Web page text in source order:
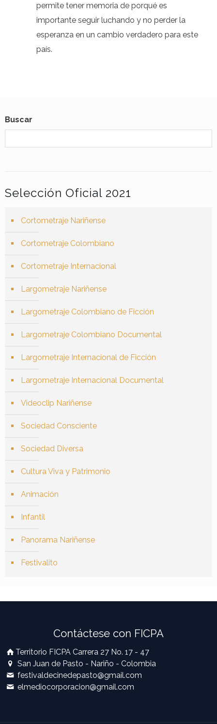
permite tener memoria de porqué es
importante seguir luchando y no perder la
esperanza en un cambio verdadero para este
país.
Buscar
Selección Oficial 2021
Cortometraje Nariñense
Cortometraje Colombiano
Cortometraje Internacional
Largometraje Nariñense
Largometraje Colombiano de Ficción
Largometraje Colombiano Documental
Largometraje Internacional de Ficción
Largometraje Internacional Documental
Videoclip Nariñense
Sociedad Consciente
Sociedad Diversa
Cultura Viva y Patrimonio
Animación
Infantil
Panorama Nariñense
Festivalito
Contáctese con FICPA
Territorio FICPA Carrera 27 No. 17 - 47
San Juan de Pasto - Nariño - Colombia
festivaldecinedepasto@gmail.com
elmediocorporacion@gmail.com